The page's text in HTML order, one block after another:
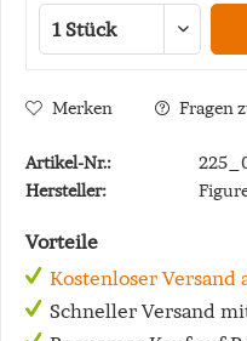
Merken Fragen
Artikel-Nr.:
Hersteller:
Vorteile
Kostenloser Versand
Schneller Versand